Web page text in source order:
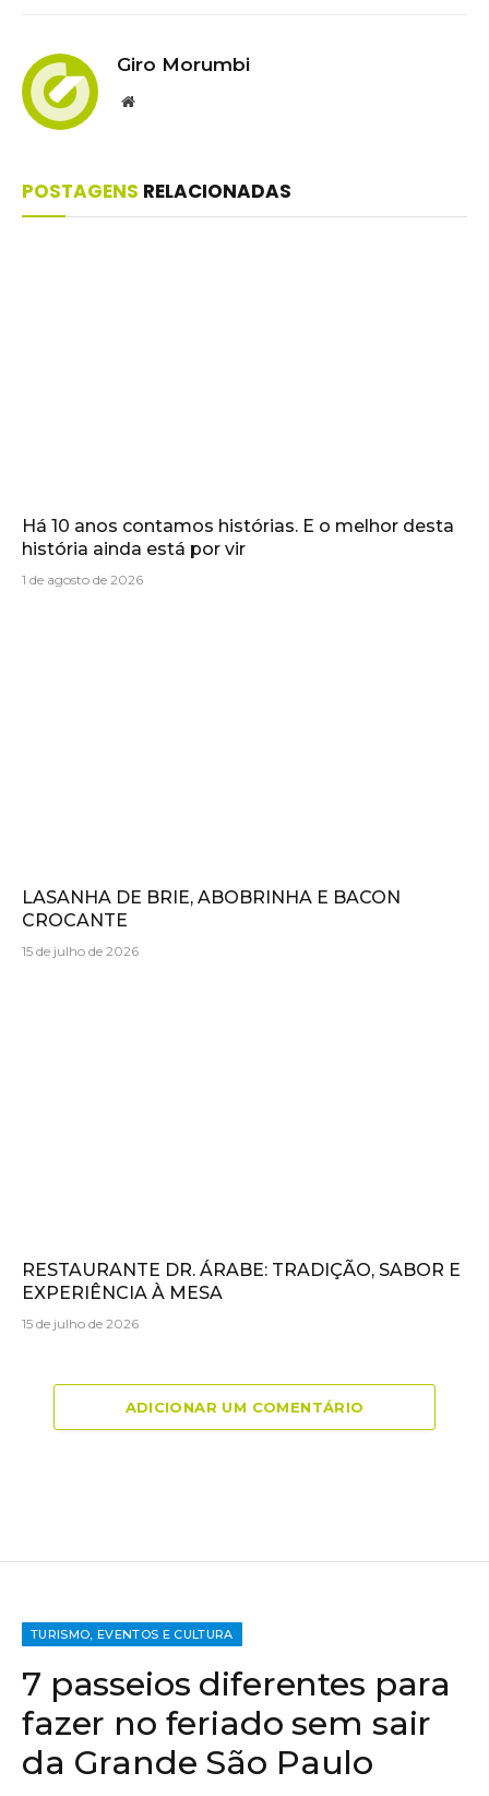
Giro Morumbi
Website
POSTAGENS RELACIONADAS
Há 10 anos contamos histórias. E o melhor desta
história ainda está por vir
1 de agosto de 2026
LASANHA DE BRIE, ABOBRINHA E BACON
CROCANTE
15 de julho de 2026
RESTAURANTE DR. ÁRABE: TRADIÇÃO, SABOR E
EXPERIÊNCIA À MESA
15 de julho de 2026
ADICIONAR UM COMENTÁRIO
TURISMO, EVENTOS E CULTURA
7 passeios diferentes para
fazer no feriado sem sair
da Grande São Paulo